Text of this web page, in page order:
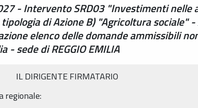
- Intervento SRD03 "Investimenti nelle
di Azione B) "Agricoltura sociale"
elenco delle domande ammissibili
sede di REGGIO EMILIA
IL DIRIGENTE FIRMATARIO
regionale: